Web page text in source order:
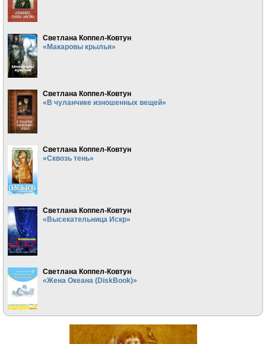
Светлана Коппел-Ковтун
«Макаровы крылья»
Светлана Коппел-Ковтун
«В чуланчике изношенных вещей»
Светлана Коппел-Ковтун
«Сквозь тень»
Светлана Коппел-Ковтун
«Высекательница Искр»
Светлана Коппел-Ковтун
«Жена Океана (DiskBook)»